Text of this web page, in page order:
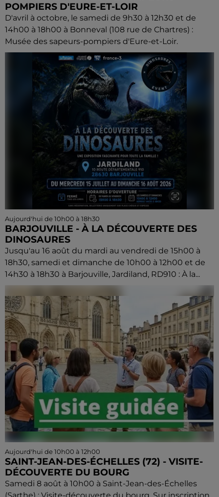
POMPIERS D'EURE-ET-LOIR
D'avril à octobre, le samedi de 9h30 à 12h30 et de
14h00 à 18h00 à Bonneval (108 rue de Chartres) :
Musée des sapeurs-pompiers d'Eure-et-Loir.
Aujourd'hui de 10h00 à 18h30
BARJOUVILLE - À LA DÉCOUVERTE DES
DINOSAURES
Jusqu'au 16 août du mardi au vendredi de 15h00 à
18h30, samedi et dimanche de 10h00 à 12h00 et de
14h30 à 18h30 à Barjouville, Jardiland, RD910 : À la...
Aujourd'hui de 10h00 à 12h00
SAINT-JEAN-DES-ÉCHELLES (72) - VISITE-
DÉCOUVERTE DU BOURG
Samedi 8 août à 10h00 à Saint-Jean-des-Échelles